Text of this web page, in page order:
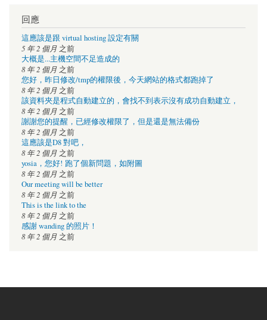
回應
這應該是跟 virtual hosting 設定有關
5 年 2 個月 之前
大概是...主機空間不足造成的
8 年 2 個月 之前
您好，昨日修改/tmp的權限後，今天網站的格式都跑掉了
8 年 2 個月 之前
該資料夾是程式自動建立的，會找不到表示沒有成功自動建立，
8 年 2 個月 之前
謝謝您的提醒，已經修改權限了，但是還是無法備份
8 年 2 個月 之前
這應該是D8 對吧，
8 年 2 個月 之前
yosia，您好! 跑了個新問題，如附圖
8 年 2 個月 之前
Our meeting will be better
8 年 2 個月 之前
This is the link to the
8 年 2 個月 之前
感謝 wanding 的照片！
8 年 2 個月 之前